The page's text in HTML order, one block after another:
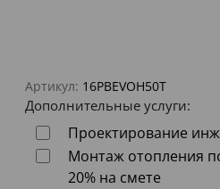
Артикул: 16PBEVOH50T
Дополнительные услуги:
Проектирование
Монтаж отопления
20% на смете